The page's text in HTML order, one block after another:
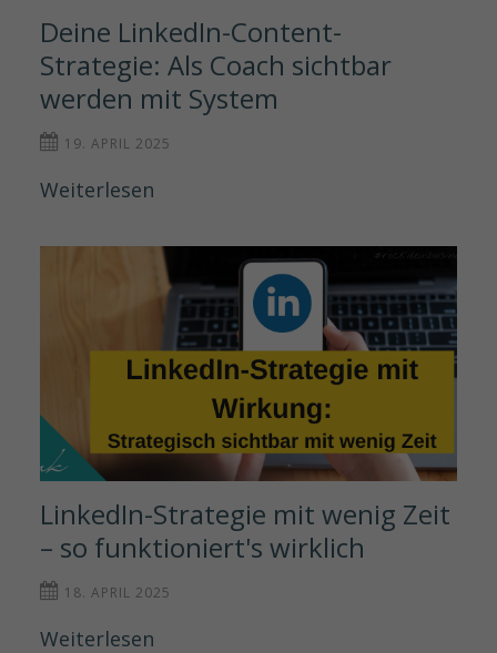
Deine LinkedIn-Content-
Strategie: Als Coach sichtbar
werden mit System
19. APRIL 2025
Weiterlesen
LinkedIn-Strategie mit wenig Zeit
– so funktioniert's wirklich
18. APRIL 2025
Weiterlesen